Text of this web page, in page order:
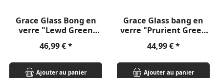
Grace Glass Bong en
verre "Lewd Green
Prix régulier :
46,99 €
Ajouter au panier
Grace Glass bang en
verre "Prurient Green
Prix régulier :
44,99 €
Ajouter au panier